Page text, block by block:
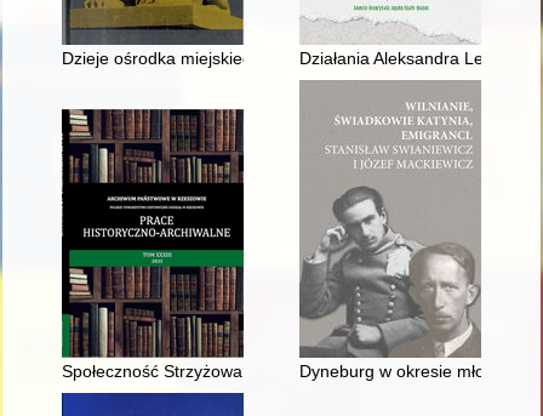
Dzieje ośrodka miejskiego w Siemiatyczach : (XV-początek
Działania Aleksandra
Społeczność Strzyżowa nad Wisłokiem w okresie autonomii
Dyneburg w okresie młodości